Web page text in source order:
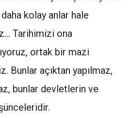
kolay anlar hale
Tarihimizi ona
ortak bir mazi
Bunlar açıktan yapılmaz,
bunlar devletlerin ve